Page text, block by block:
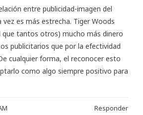
entre publicidad-imagen del
es más estrecha. Tiger Woods
que tantos otros) mucho más dinero
publicitarios que por la efectividad
cualquier forma, el reconocer esto
como algo siempre positivo para
Responder